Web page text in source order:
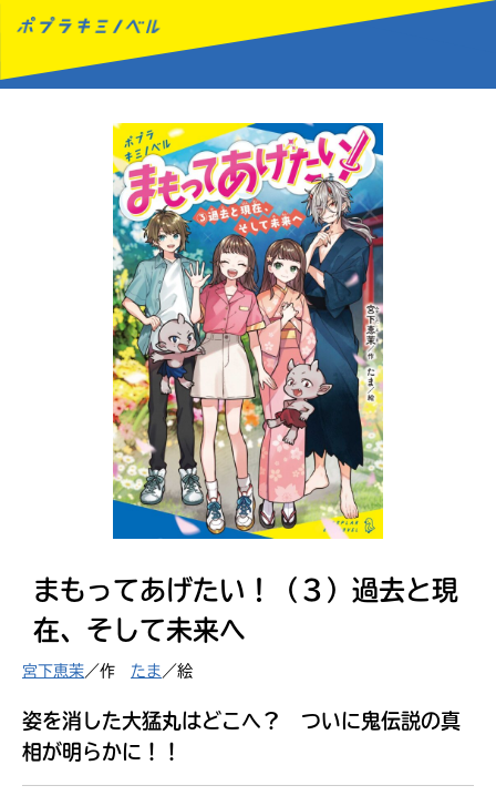
MENU
読みたい本が
見つかる
まもってあげたい！（３）過去と現
在、そして未来へ
宮下恵茉 ／作 たま ／絵
姿を消した大猛丸はどこへ？ ついに鬼伝説の真
相が明らかに！！